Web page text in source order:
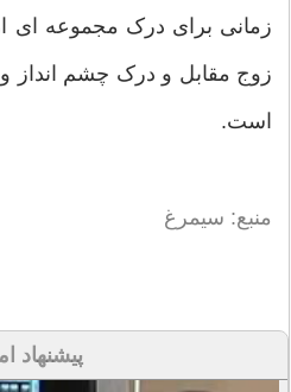
زمانی برای درک مجموعه ای
زوج مقابل و درک چشم انداز
است.
منبع: سیمرغ
پیشنهاد